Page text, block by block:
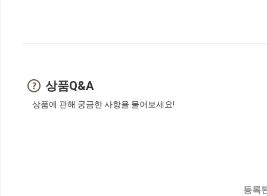
상품Q&A
상품에 관해 궁금한 사항을 물어보세요!
등록